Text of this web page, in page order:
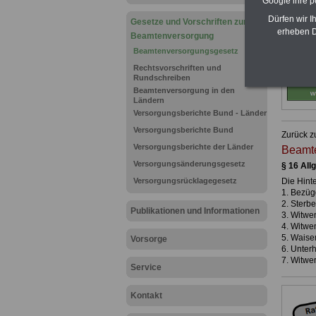
Gesetze und Vorschriften zur
Beamtenversorgung
Beamtenversorgungsgesetz
Rechtsvorschriften und
Rundschreiben
Beamtenversorgung in den
Ländern
Versorgungsberichte Bund - Länder
Versorgungsberichte Bund
Versorgungsberichte der Länder
Versorgungsänderungsgesetz
Versorgungsrücklagegesetz
Publikationen und Informationen
Vorsorge
Service
Kontakt
Zurück
§ 16
Die
1.
2.
3.
4.
5.
6.
7.
Dürfen wir
erheben